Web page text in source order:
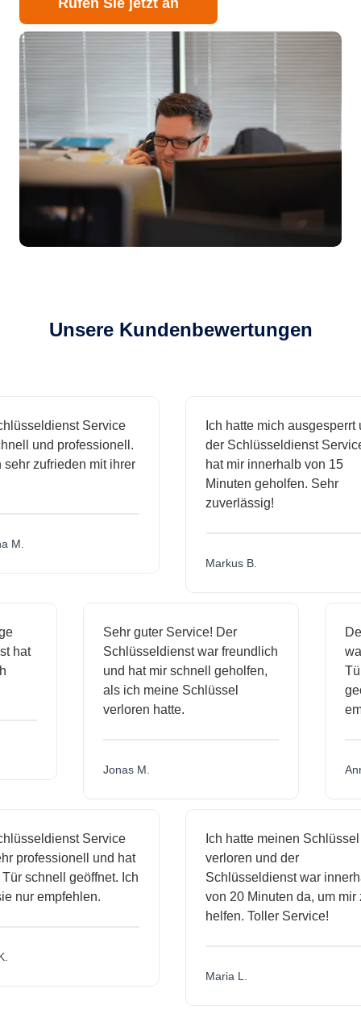
Rufen Sie jetzt an
Unsere Kundenbewertungen
Service
und professionell.
zufrieden mit ihrer
M.
Ich hatte mich ausgesperrt
der Schlüsseldienst Service
hat mir innerhalb von 15
Minuten geholfen. Sehr
zuverlässig!
Markus B.
hat
Sehr guter Service! Der
Schlüsseldienst war freundlich
und hat mir schnell geholfen,
als ich meine Schlüssel
verloren hatte.
Jonas M.
Service
professionell und hat
schnell geöffnet. Ich
nur empfehlen.
Ich hatte meinen Schlüssel
verloren und der
Schlüsseldienst war
von 20 Minuten da, um mir
helfen. Toller Service!
Maria L.